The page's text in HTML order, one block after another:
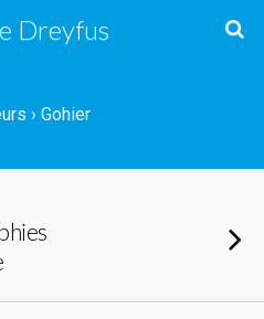
Dreyfus
› Gohier